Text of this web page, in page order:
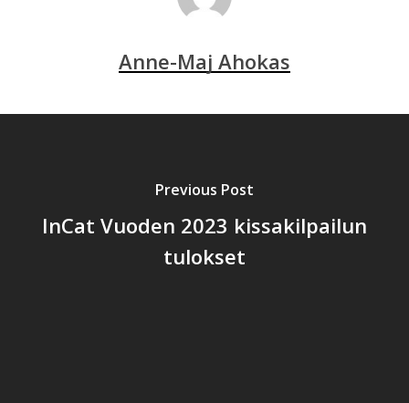
Anne-Maj Ahokas
Previous Post
InCat Vuoden 2023 kissakilpailun
tulokset